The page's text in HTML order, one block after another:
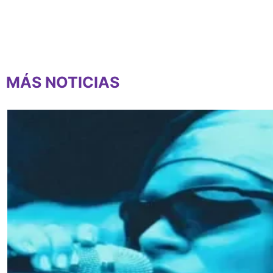
MÁS NOTICIAS